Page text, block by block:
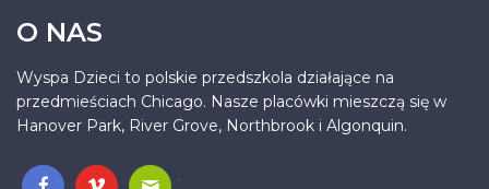
O NAS
Wyspa Dzieci to polskie przedszkola działające na
przedmieściach Chicago. Nasze placówki mieszczą się w
Hanover Park, River Grove, Northbrook i Algonquin.
.